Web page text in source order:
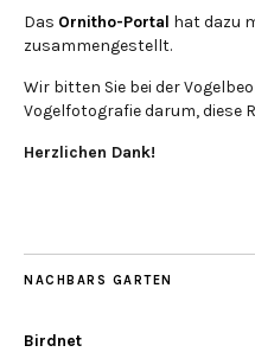
Das Ornitho-Portal hat dazu
zusammengestellt.
Wir bitten Sie bei der
Vogelfotografie darum, diese
Herzlichen Dank!
NACHBARS GARTEN
Birdnet